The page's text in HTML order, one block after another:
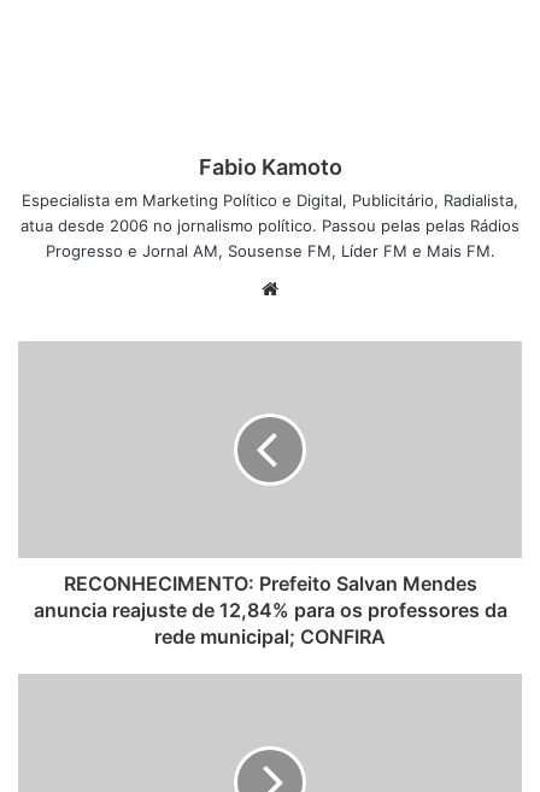
Fabio Kamoto
Especialista em Marketing Político e Digital, Publicitário, Radialista,
atua desde 2006 no jornalismo político. Passou pelas pelas Rádios
Progresso e Jornal AM, Sousense FM, Líder FM e Mais FM.
b
RECONHECIMENTO: Prefeito Salvan Mendes
anuncia reajuste de 12,84% para os professores da
rede municipal; CONFIRA